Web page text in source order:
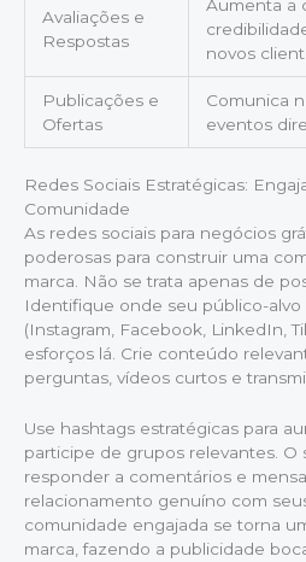
Avaliações e
Respostas
Aumenta a
novos
Publicações e
Ofertas
Comunica
eventos
Redes Sociais Estratégicas:
Comunidade
As redes sociais para negócios
poderosas para construir uma
marca. Não se trata apenas de
Identifique onde seu público-alvo
(Instagram, Facebook, LinkedIn,
esforços lá. Crie conteúdo
perguntas, vídeos curtos e
Use hashtags estratégicas para
participe de grupos relevantes.
responder a comentários e
relacionamento genuíno com
comunidade engajada se torna
marca, fazendo a publicidade